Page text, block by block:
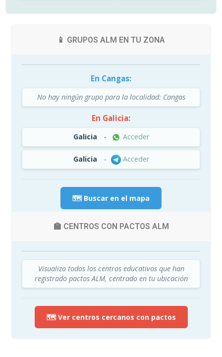
📱 GRUPOS ALM EN TU ZONA
En Cangas:
No hay ningún grupo para la localidad: Cangas
En Galicia:
Galicia - Acceder
Galicia - Acceder
🗺️ Buscar en el mapa
🏫 CENTROS CON PACTOS ALM
Visualiza todos los centros educativos que han
registrado pactos ALM, centrado en tu ubicación
🗺️ Ver centros cercanos con pactos